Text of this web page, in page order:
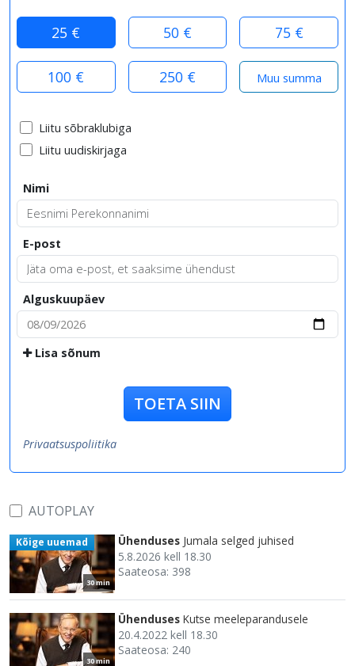
25 € 50 € 75 €
100 € 250 €
Liitu sõbraklubiga
Liitu uudiskirjaga
Nimi
E-post
Alguskuupäev
Lisa sõnum
TOETA SIIN
Privaatsuspoliitika
AUTOPLAY
30 min
Kõige uuemad Ühenduses Jumala selged juhised
5.8.2026 kell 18.30
Saateosa: 398
30 min
Ühenduses Kutse meeleparandusele
20.4.2022 kell 18.30
Saateosa: 240